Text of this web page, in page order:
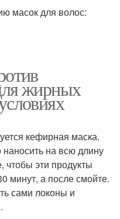
масок для волос:
жирных
кефирная маска.
на всю длину
эти продукты
минут, а после смойте.
сами локоны и